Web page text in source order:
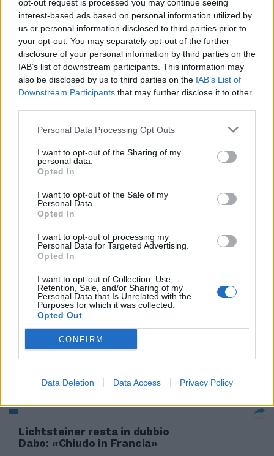
opt-out request is processed you may continue seeing
interest-based ads based on personal information utilized by
us or personal information disclosed to third parties prior to
your opt-out. You may separately opt-out of the further
disclosure of your personal information by third parties on the
IAB’s list of downstream participants. This information may
also be disclosed by us to third parties on the IAB’s List of
Downstream Participants that may further disclose it to other
Personal Data Processing Opt Outs
I want to opt-out of the Sharing of my
personal data.
Opted In
I want to opt-out of the Sale of my
Personal Data.
Opted In
I want to opt-out of processing my
Personal Data for Targeted Advertising.
Opted In
I want to opt-out of Collection, Use,
Retention, Sale, and/or Sharing of my
Personal Data that Is Unrelated with the
Purposes for which it was collected.
Opted Out
CONFIRM
Data Deletion Data Access Privacy Policy
Facce da derby
07/11/2010
panchina
26/09/2010
Bresciano
25/07/2010
23/05/2010
Trauma cranico per Lichtsteiner
Torna Zarate
Lichtsteiner resta in dubbio
Dabo: «Chiudo in Francia»